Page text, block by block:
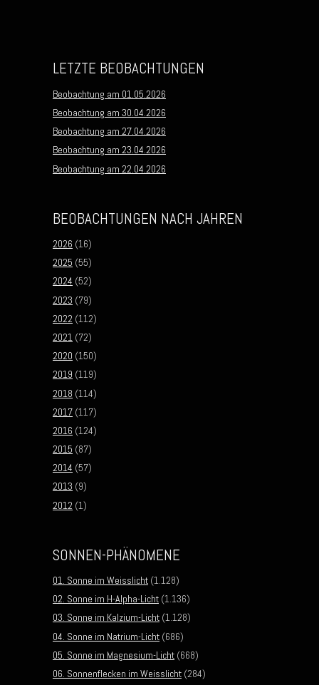
LETZTE BEOBACHTUNGEN
Beobachtung am 01.05.2026
Beobachtung am 30.04.2026
Beobachtung am 27.04.2026
Beobachtung am 23.04.2026
Beobachtung am 22.04.2026
BEOBACHTUNGEN NACH JAHREN
2026 (16)
2025 (55)
2024 (52)
2023 (79)
2022 (112)
2021 (72)
2020 (150)
2019 (119)
2018 (114)
2017 (117)
2016 (124)
2015 (87)
2014 (57)
2013 (9)
2012 (1)
SONNEN-PHÄNOMENE
01. Sonne im Weisslicht (1.128)
02. Sonne im H-Alpha-Licht (1.136)
03. Sonne im Kalzium-Licht (1.128)
04. Sonne im Natrium-Licht (686)
05. Sonne im Magnesium-Licht (668)
06. Sonnenflecken im Weisslicht (284)